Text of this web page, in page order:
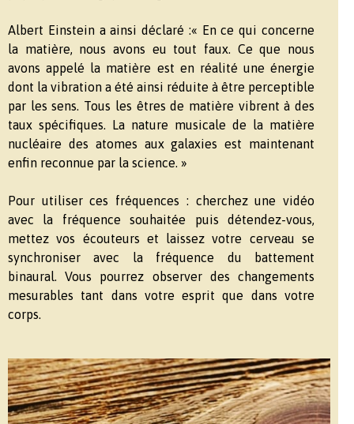
Albert Einstein a ainsi déclaré :« En ce qui concerne
la matière, nous avons eu tout faux. Ce que nous
avons appelé la matière est en réalité une énergie
dont la vibration a été ainsi réduite à être perceptible
par les sens. Tous les êtres de matière vibrent à des
taux spécifiques. La nature musicale de la matière
nucléaire des atomes aux galaxies est maintenant
enfin reconnue par la science. »
Pour utiliser ces fréquences : cherchez une vidéo
avec la fréquence souhaitée puis détendez-vous,
mettez vos écouteurs et laissez votre cerveau se
synchroniser avec la fréquence du battement
binaural. Vous pourrez observer des changements
mesurables tant dans votre esprit que dans votre
corps.